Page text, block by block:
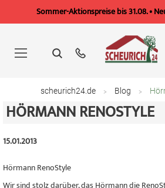
Sommer-Aktionspreise bis 31.08. •
springen
scheurich24.de Blog
HÖRMANN RENOSTYLE
15.01.2013
Hörmann RenoStyle